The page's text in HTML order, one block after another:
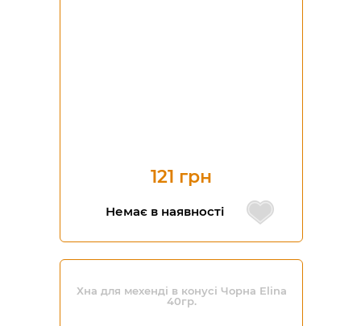
121 грн
Немає в наявності
Хна для мехенді в конусі Чорна Elina
40гр.